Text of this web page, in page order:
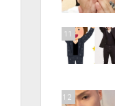
11
12